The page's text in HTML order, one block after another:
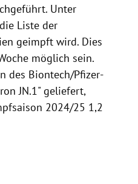
Unter
Liste der
geimpft wird. Dies
möglich sein.
des Biontech/Pfizer-
JN.1" geliefert,
2024/25 1,2